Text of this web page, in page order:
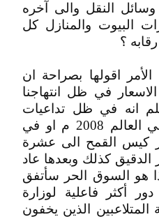
النقل والى آخره
البيوت والمنازل كل
؟
اقولها بصراحة ان
في ظل انتهاجنا
انه في ظل تداعيات
الازمة المالية العالمية في العالم 2008 م او في
سعر كيس القمح الى عشرة
الدقيق كذلك وبعدها عاد
هو السوق الحر سأتفق
أكثر فاعلية لوزارة
المتلاعبين الذين يخفون